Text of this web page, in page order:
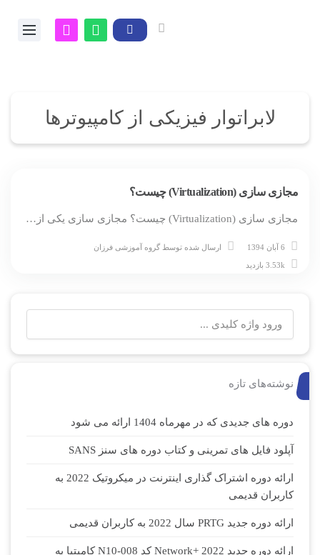
لابراتوار فیزیکی از کامپیوترها
مجازی سازی (Virtualization) چیست؟
مجازی سازی (Virtualization) چیست؟ مجازی سازی یکی از…
6 آبان 1394 ارسال شده توسط گروه آموزشی فرزان
نوشته‌های تازه
دوره های جدیدی که در مهرماه 1404 ارائه می شود
آپلود فایل های تمرینی و کتاب دوره های سنز SANS
ارائه دوره اشتراک گذاری اینترنت در میکروتیک 2022 به
کاربران قدیمی
ارائه دوره جدید PRTG سال 2022 به کاربران قدیمی
ارائه دوره جدید Network+ 2022 کد N10-008 کامپتیا به